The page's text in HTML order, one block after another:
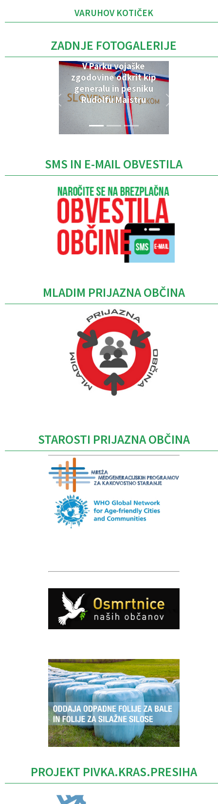
VARUHOV KOTIČEK
ZADNJE FOTOGALERIJE
V Parku vojaške
zgodovine odkrit kip
generalu in pesniku
Rudolfu Maistru
SMS IN E-MAIL OBVESTILA
MLADIM PRIJAZNA OBČINA
STAROSTI PRIJAZNA OBČINA
PROJEKT PIVKA.KRAS.PRESIHA